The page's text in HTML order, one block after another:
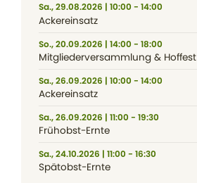
Sa., 29.08.2026 | 10:00 - 14:00
Ackereinsatz
So., 20.09.2026 | 14:00 - 18:00
Mitgliederversammlung & Hoffest
Sa., 26.09.2026 | 10:00 - 14:00
Ackereinsatz
Sa., 26.09.2026 | 11:00 - 19:30
Frühobst-Ernte
Sa., 24.10.2026 | 11:00 - 16:30
Spätobst-Ernte